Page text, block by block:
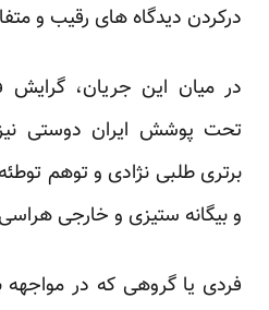
درکردن دیدگاه های رقیب و
در میان این جریان، گرایش
تحت پوشش ایران دوستی نیز
برتری طلبی نژادی و توهم توطئه
و بیگانه ستیزی و خارجی
فردی یا گروهی که در